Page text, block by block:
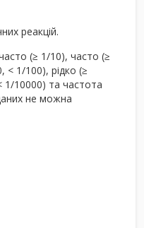
реакцій.
(≥ 1/10), часто (≥
< 1/100), рідко (≥
1/10000) та частота
не можна